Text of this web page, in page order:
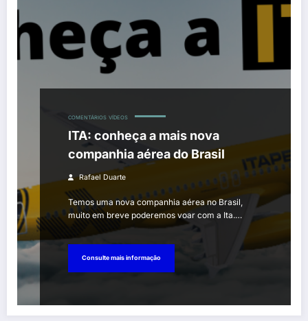
COMENTÁRIOS VÍDEOS
ITA: conheça a mais nova
companhia aérea do Brasil
Rafael Duarte
Temos uma nova companhia aérea no Brasil,
muito em breve poderemos voar com a Ita.…
Consulte mais informação